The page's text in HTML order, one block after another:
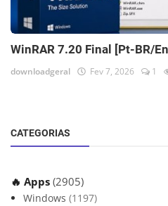
WinRAR 7.20 Final [Pt-BR/
downloadgeral Fev 7, 2026 1
CATEGORIAS
🔥 Apps (2905)
Windows (1197)